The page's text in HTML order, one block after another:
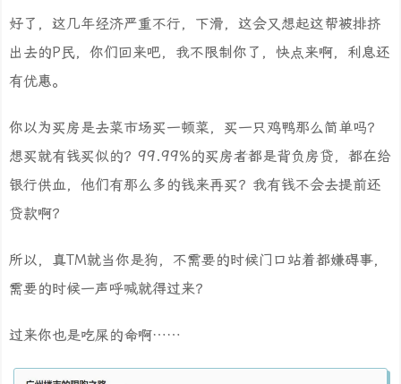
好了，这几年经济严重不行，下滑，这会又想起这帮被排挤
出去的P民，你们回来吧，我不限制你了，快点来啊，利息还
有优惠。
你以为买房是去菜市场买一顿菜，买一只鸡鸭那么简单吗？
想买就有钱买似的？99.99%的买房者都是背负房贷，都在给
银行供血，他们有那么多的钱来再买？我有钱不会去提前还
贷款啊？
所以，真TM就当你是狗，不需要的时候门口站着都嫌碍事，
需要的时候一声呼喊就得过来？
过来你也是吃屎的命啊……